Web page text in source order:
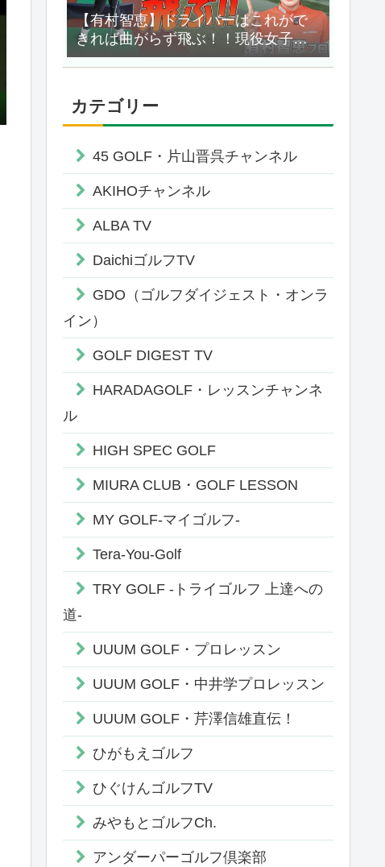
【有村智恵】ドライバーはこれがで
きれば曲がらず飛ぶ！！現役女子プ
ロの飛距離の秘密教えます！！
カテゴリー
45 GOLF・片山晋呉チャンネル
AKIHOチャンネル
ALBA TV
DaichiゴルフTV
GDO（ゴルフダイジェスト・オンラ
イン）
GOLF DIGEST TV
HARADAGOLF・レッスンチャンネ
ル
HIGH SPEC GOLF
MIURA CLUB・GOLF LESSON
MY GOLF-マイゴルフ-
Tera-You-Golf
TRY GOLF -トライゴルフ 上達への
道-
UUUM GOLF・プロレッスン
UUUM GOLF・中井学プロレッスン
UUUM GOLF・芹澤信雄直伝！
ひがもえゴルフ
ひぐけんゴルフTV
みやもとゴルフCh.
アンダーパーゴルフ倶楽部